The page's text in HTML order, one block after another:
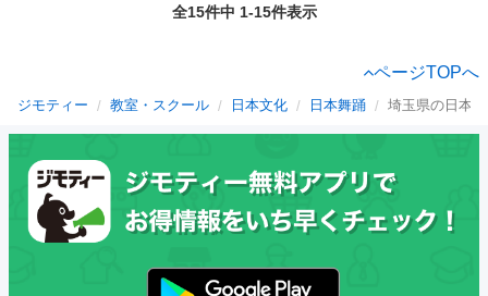
全15件中 1-15件表示
ページTOPへ
ジモティー 教室・スクール 日本文化 日本舞踊 埼玉県の日本